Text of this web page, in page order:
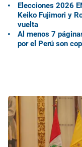
Elecciones 2026
Keiko Fujimori y
vuelta
Al menos 7
por el Perú son